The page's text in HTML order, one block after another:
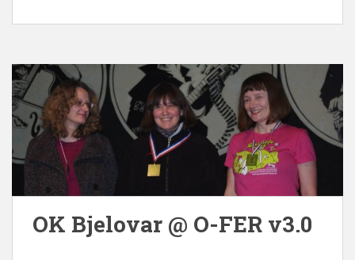
OK Bjelovar @ O-FER v3.0